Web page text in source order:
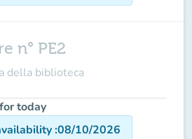
n° PE2
della biblioteca
today
:08/10/2026